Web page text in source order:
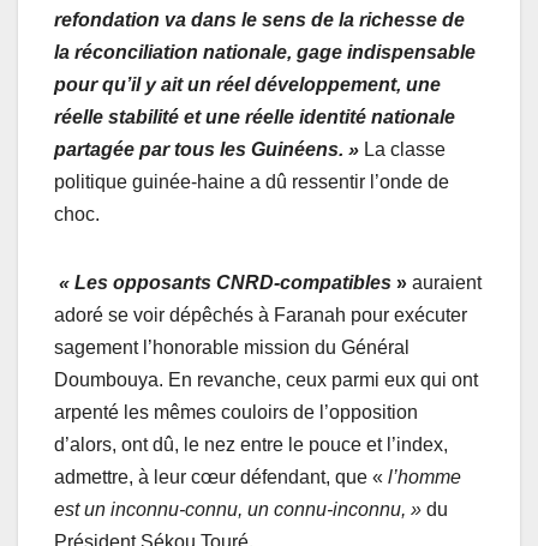
refondation va dans le sens de la richesse de
la réconciliation nationale, gage indispensable
pour qu’il y ait un réel développement, une
réelle stabilité et une réelle identité nationale
partagée par tous les Guinéens. » La classe
politique guinée-haine a dû ressentir l’onde de
choc.
« Les opposants CNRD-compatibles » auraient
adoré se voir dépêchés à Faranah pour exécuter
sagement l’honorable mission du Général
Doumbouya. En revanche, ceux parmi eux qui ont
arpenté les mêmes couloirs de l’opposition
d’alors, ont dû, le nez entre le pouce et l’index,
admettre, à leur cœur défendant, que « l’homme
est un inconnu-connu, un connu-inconnu, » du